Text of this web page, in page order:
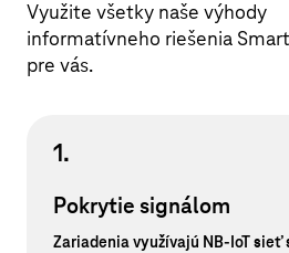
Využite všetky naše výhody
informatívneho riešenia
pre vás.
1.
Pokrytie signálom
Zariadenia využívajú NB-IoT